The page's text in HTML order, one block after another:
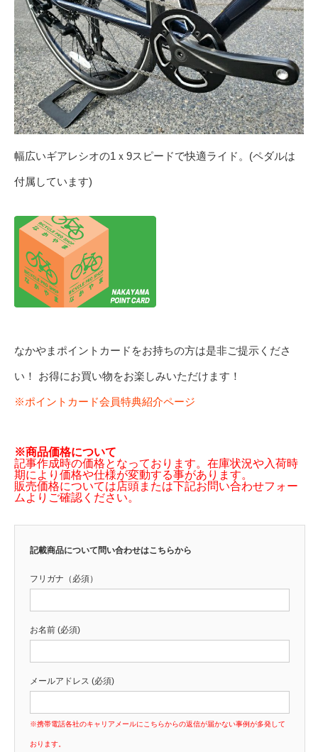
幅広いギアレシオの1ｘ9スピードで快適ライド。(ペダルは
付属しています)
なかやまポイントカードをお持ちの方は是非ご提示くださ
い！ お得にお買い物をお楽しみいただけます！
※ポイントカード会員特典紹介ページ
※商品価格について
記事作成時の価格となっております。在庫状況や入荷時
期により価格や仕様が変動する事があります。
販売価格については店頭または下記お問い合わせフォー
ムよりご確認ください。
記載商品について問い合わせはこちらから
フリガナ（必須）
お名前 (必須)
メールアドレス (必須)
※携帯電話各社のキャリアメールにこちらからの返信が届かない事例が多発して
おります。